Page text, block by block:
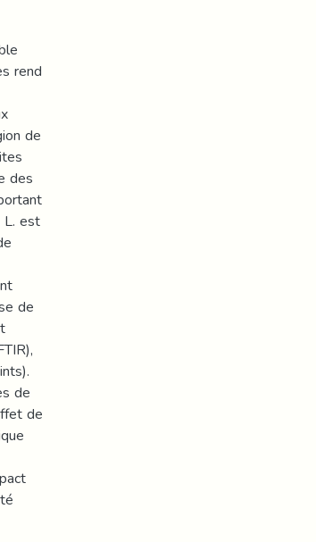
rend
de
des
est
de
de
de